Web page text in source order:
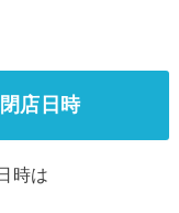
店日時
時は